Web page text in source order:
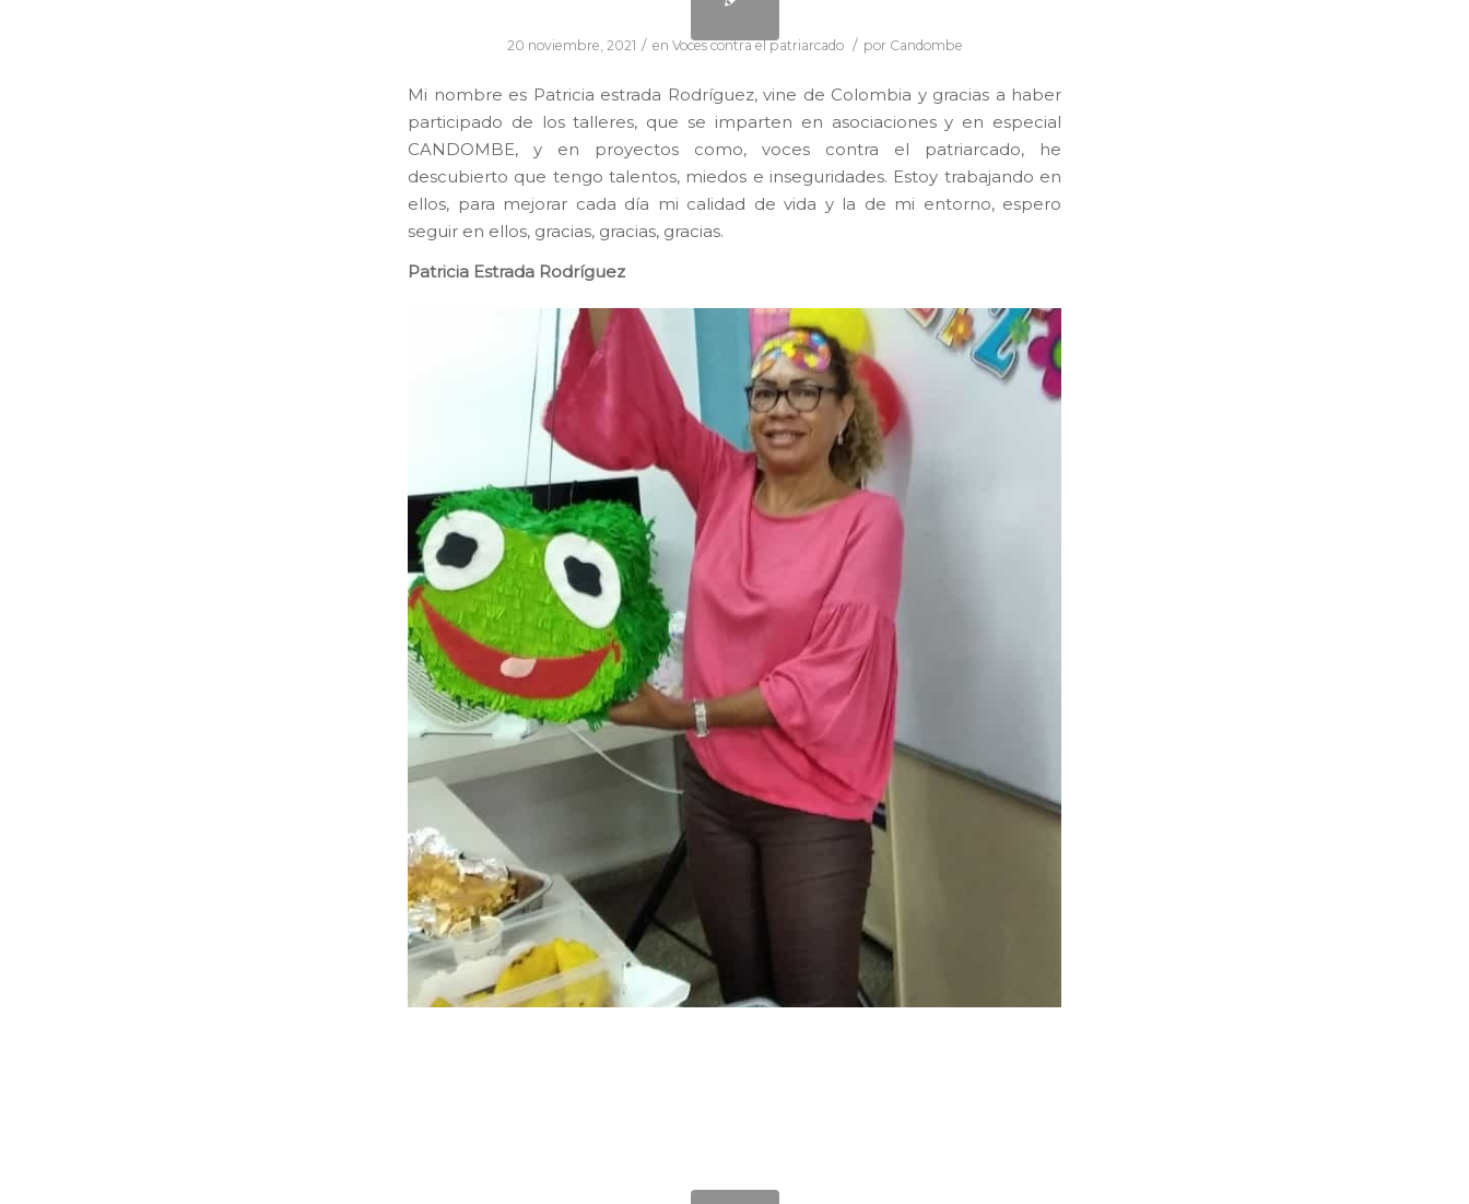
20 noviembre, 2021 / en Voces contra el patriarcado / por Candombe
Mi nombre es Patricia estrada Rodríguez, vine de Colombia y gracias a haber
participado de los talleres, que se imparten en asociaciones y en especial
CANDOMBE, y en proyectos como, voces contra el patriarcado, he
descubierto que tengo talentos, miedos e inseguridades. Estoy trabajando en
ellos, para mejorar cada día mi calidad de vida y la de mi entorno, espero
seguir en ellos, gracias, gracias, gracias.
Patricia Estrada Rodríguez